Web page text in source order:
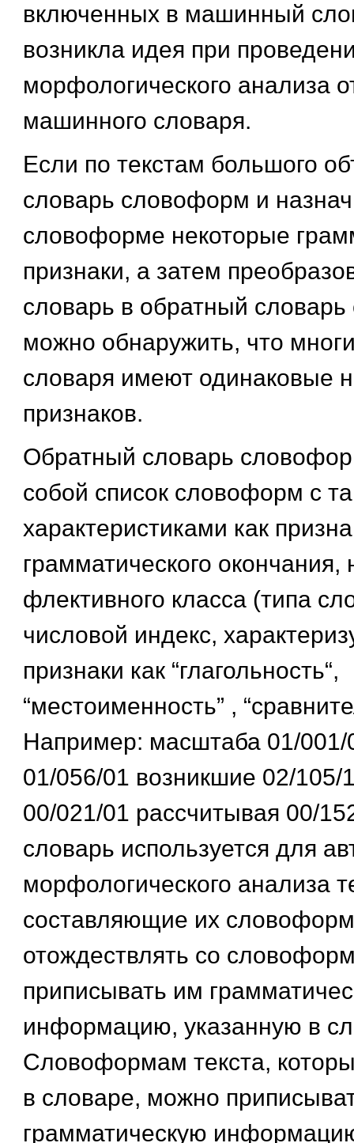
включенных в машинный
возникла идея при
морфологического анализа
машинного словаря.
Если по текстам большого
словарь словоформ и
словоформе некоторые
признаки, а затем
словарь в обратный
можно обнаружить, что
словаря имеют одинаковые
признаков.
Обратный словарь
собой список словоформ с
характеристиками как
грамматического окончания,
флективного класса (типа
числовой индекс,
признаки как “глагольность“,
“местоименность” ,
Например: масштаба 01/001/
01/056/01 возникшие 02/105/
00/021/01 рассчитывая 00/
словарь используется для
морфологического анализа
составляющие их
отождествлять со
приписывать им
информацию, указанную в
Словоформам текста,
в словаре, можно
грамматическую